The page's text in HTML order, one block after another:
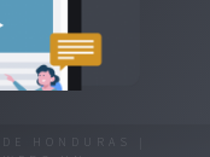
HONDURAS |